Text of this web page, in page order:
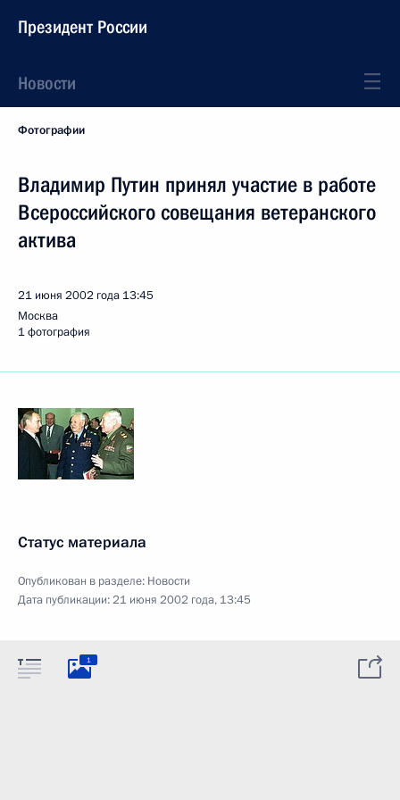
Президент России
Новости
Фотографии
Владимир Путин принял участие в работе
Всероссийского совещания ветеранского
актива
21 июня 2002 года 13:45
Москва
1 фотография
Статус материала
Опубликован в разделе: Новости
Дата публикации:21 июня 2002 года, 13:45
1